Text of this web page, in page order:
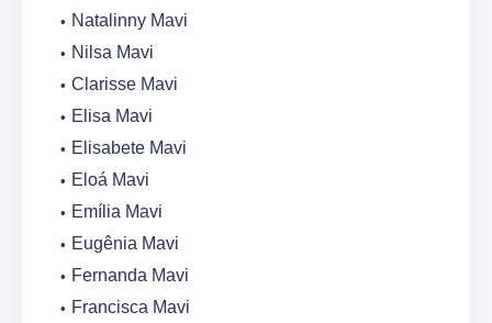
Natalinny Mavi
Nilsa Mavi
Clarisse Mavi
Elisa Mavi
Elisabete Mavi
Eloá Mavi
Emília Mavi
Eugênia Mavi
Fernanda Mavi
Francisca Mavi